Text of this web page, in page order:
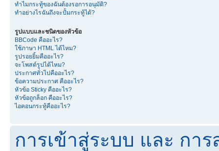
ทำไมกระทู้ของฉันต้องรอการอนุมัติ?
ทำอย่างไรฉันถึงจะปั้มกระทู้ได้?
รูปแบบและชนิดของหัวข้อ
BBCode คืออะไร?
ใช้ภาษา HTML ได้ไหม?
รูปรอยยิ้มคืออะไร?
จะโพสต์รูปได้ไหม?
ประกาศทั่วไปคืออะไร?
ข้อความประกาศ คืออะไร?
หัวข้อ Sticky คืออะไร?
หัวข้อถูกล็อก คืออะไร?
ไอคอนกระทู้คืออะไร?
การเข้าสู่ระบบ และ กา